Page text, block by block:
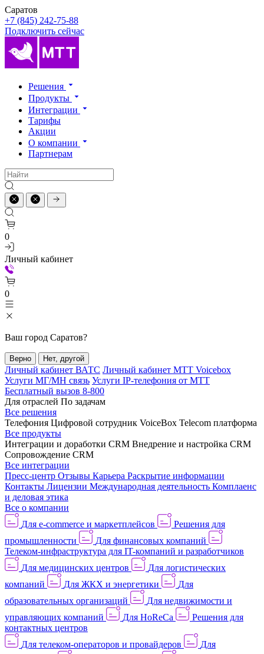
Саратов
+7 (845) 242-75-88
Подключить сейчас
Решения
Продукты
Интеграции
Тарифы
Акции
О компании
Партнерам
0
Личный кабинет
0
Ваш город Саратов?
Верно Нет, другой
Личный кабинет ВАТС Личный кабинет МТТ Voicebox
Услуги МГ/МН связь Услуги IP-телефония от МТТ
Бесплатный вызов 8-800
Для отраслей По задачам
Все решения
Телефония Цифровой сотрудник VoiceBox Telecom платформа
Все продукты
Интеграции и доработки CRM Внедрение и настройка CRM
Сопровождение CRM
Все интеграции
Пресс-центр Отзывы Карьера Раскрытие информации
Контакты Лицензии Международная деятельность Комплаенс
и деловая этика
Все о компании
Для e-commerce и маркетплейсов
Решения для
промышленности
Для финансовых компаний
Телеком-инфраструктура для IT-компаний и разработчиков
Для медицинских центров
Для логистических
компаний
Для ЖКХ и энергетики
Для
образовательных организаций
Для недвижимости и
управляющих компаний
Для HoReCa
Решения для
контактных центров
Для телеком-операторов и провайдеров
Для